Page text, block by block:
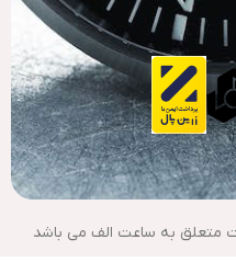
متعلق به ساعت الف می باشد